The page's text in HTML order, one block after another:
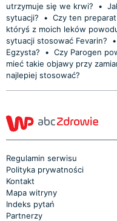
utrzymuje się we krwi?
•
sytuacji?
• Czy ten
któryś z moich leków
sytuacji stosować Fevarin?
•
Egzysta?
• Czy Parogen
mieć takie objawy przy
najlepiej stosować?
Regulamin serwisu
Polityka prywatności
Kontakt
Mapa witryny
Indeks pytań
Partnerzy